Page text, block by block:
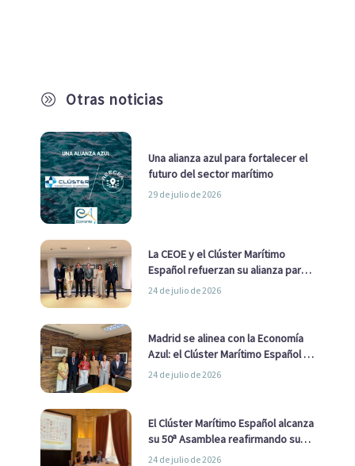
A Otras noticias
Una alianza azul para fortalecer el
futuro del sector marítimo
29 de julio de 2026
La CEOE y el Clúster Marítimo
Español refuerzan su alianza para
impulsar una estrategia Nacional
24 de julio de 2026
Madrid se alinea con la Economía
Azul: el Clúster Marítimo Español y
la Real Liga Naval avanzan alianzas
24 de julio de 2026
El Clúster Marítimo Español alcanza
su 50ª Asamblea reafirmando su
liderazgo en la Economía Azul
24 de julio de 2026